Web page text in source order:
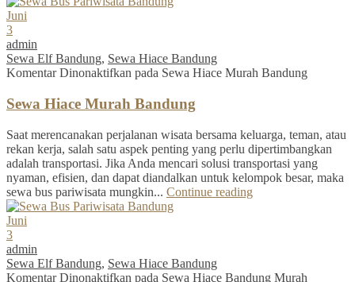
Juni
3
admin
Sewa Elf Bandung, Sewa Hiace Bandung
Komentar Dinonaktifkan pada Sewa Hiace Murah Bandung
Sewa Hiace Murah Bandung
Saat merencanakan perjalanan wisata bersama keluarga, teman, atau
rekan kerja, salah satu aspek penting yang perlu dipertimbangkan
adalah transportasi. Jika Anda mencari solusi transportasi yang
nyaman, efisien, dan dapat diandalkan untuk kelompok besar, maka
sewa bus pariwisata mungkin... Continue reading
Juni
3
admin
Sewa Elf Bandung, Sewa Hiace Bandung
Komentar Dinonaktifkan pada Sewa Hiace Bandung Murah